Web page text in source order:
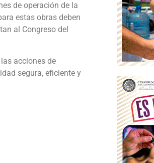
de operación de la
estas obras deben
al Congreso del
acciones de
segura, eficiente y